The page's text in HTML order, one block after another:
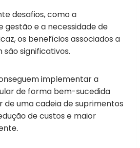
desafios, como a
gestão e a necessidade de
os benefícios associados a
significativos.
implementar a
de forma bem-sucedida
de uma cadeia de suprimentos
de custos e maior